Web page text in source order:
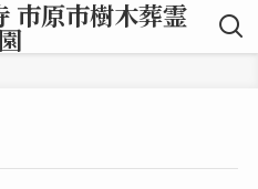
市原市樹木葬霊
園